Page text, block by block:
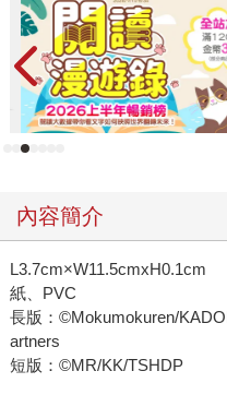
內容簡介
L3.7cm×W11.5cmxH0.1cm
紙、PVC
長版：©Mokumokuren/
artners
短版：©MR/KK/TSHDP